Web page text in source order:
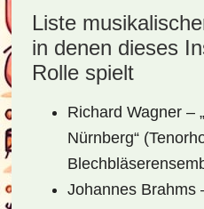
Liste
in denen dieses
Rolle spielt
Richard Wagner –
Nürnberg“
Johannes Brahms